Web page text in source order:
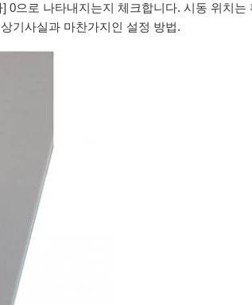
으로 나타내지는지 체크합니다. 시동 위치는
기사실과 마찬가지인 설정 방법.